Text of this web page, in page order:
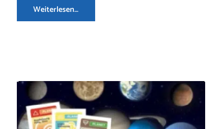
Weiterlesen…